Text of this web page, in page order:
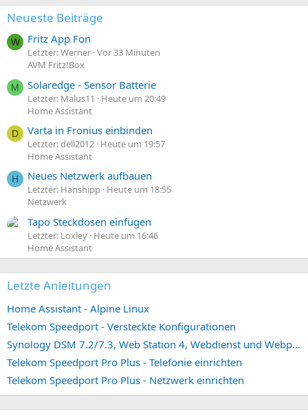
Neueste Beiträge
W Fritz App Fon
Letzter: Werner Vor 33 Minuten
AVM Fritz!Box
M Solaredge - Sensor Batterie
Letzter: Malus11
Heute um 20:49
Home Assistant
D Varta in Fronius einbinden
Letzter: dell2012 Heute um 19:57
Home Assistant
H Neues Netzwerk aufbauen
Letzter: Hanshipp Heute um 18:55
Netzwerk
Tapo Steckdosen einfügen
Letzter: Loxley Heute um 16:46
Home Assistant
Letzte Anleitungen
Home Assistant - Alpine Linux
Telekom Speedport - Versteckte Konfigurationen
Synology DSM 7.2/7.3, Web Station 4, Webdienst und Webportal erstellen (ehemals vHost)
Telekom Speedport Pro Plus - Telefonie einrichten
Telekom Speedport Pro Plus - Netzwerk einrichten